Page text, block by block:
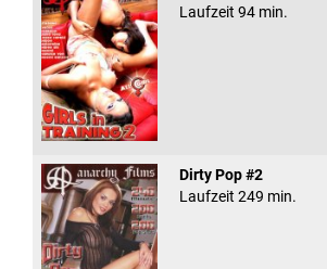
Laufzeit 94 min.
Dirty Pop #2
Laufzeit 249 min.